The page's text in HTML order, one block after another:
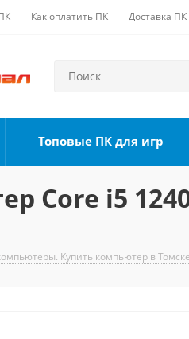
Как оплатить ПК Доставка ПК
Топовые ПК для игр
Core i5
Купить компьютер в Томске